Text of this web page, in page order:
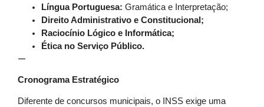
Língua Portuguesa: Gramática e Interpretação;
Direito Administrativo e Constitucional;
Raciocínio Lógico e Informática;
Ética no Serviço Público.
—
Cronograma Estratégico
Diferente de concursos municipais, o INSS exige uma